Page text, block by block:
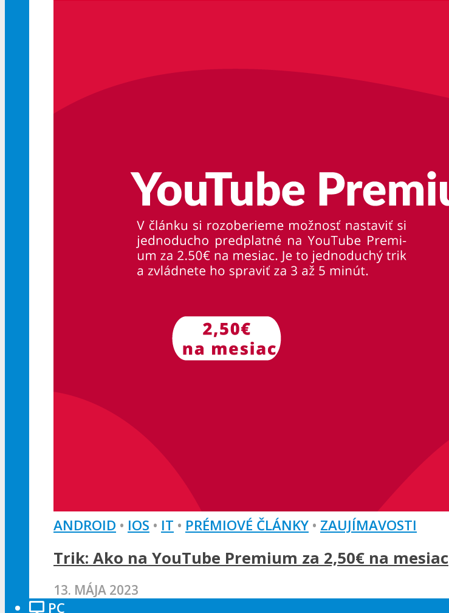
ANDROID • IOS • IT • PRÉMIOVÉ ČLÁNKY • ZAUJÍMAVOSTI
Trik: Ako na YouTube Premium za 2,50€ na mesiac
13. MÁJA 2023
PC